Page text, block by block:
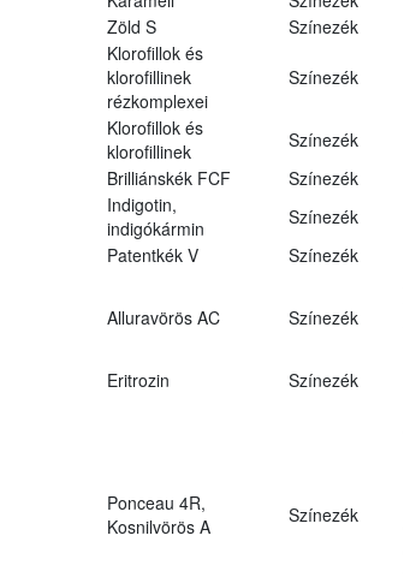
Zöld S Színezék
Klorofillok és
klorofillinek
rézkomplexei
Színezék
Klorofillok és
klorofillinek
Színezék
Brilliánskék FCF
Színezék
Indigotin,
indigókármin
Színezék
Patentkék V Színezék
Alluravörös AC Színezék
Eritrozin Színezék
Ponceau 4R,
Kosnilvörös A
Színezék